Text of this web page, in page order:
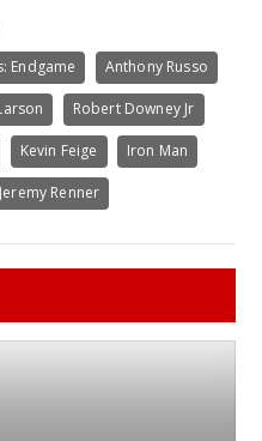
Endgame Anthony Russo
Robert Downey Jr
Kevin Feige Iron Man
Jeremy Renner